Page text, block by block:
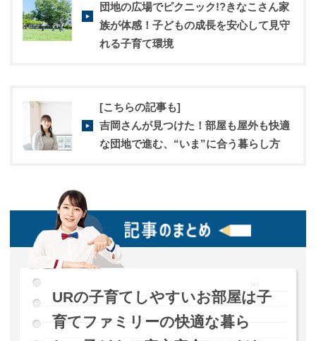
団地の広場でピクニック!?きなこさん家
族が体感！子どもの成長を安心して見守
れる子育て環境
[こちらの記事も]
吉岡さんが見つけた！部屋も屋外も快適
な団地で進む、“いま”に合う暮らし方
URの子育てしやすいお部屋は子
育てファミリーの快適な暮ら